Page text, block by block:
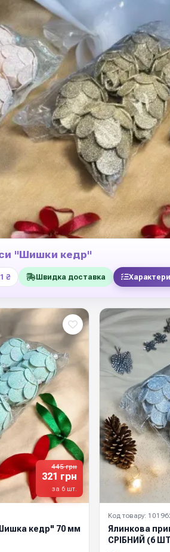
"Шишки кедр"
₴ Швидка доставка
445 грн
321 грн
за 6 шт.
кедр" 70 мм
Код товару:
Ялинкова
СРІБНИЙ (6